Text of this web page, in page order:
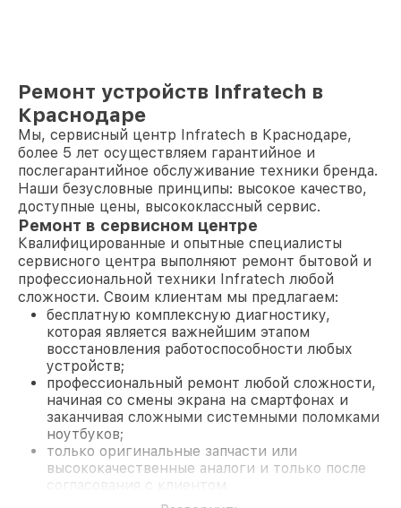
Ремонт устройств Infratech в
Краснодаре
Мы, сервисный центр Infratech в Краснодаре,
более 5 лет осуществляем гарантийное и
послегарантийное обслуживание техники бренда.
Наши безусловные принципы: высокое качество,
доступные цены, высококлассный сервис.
Ремонт в сервисном центре
Квалифицированные и опытные специалисты
сервисного центра выполняют ремонт бытовой и
профессиональной техники Infratech любой
сложности. Своим клиентам мы предлагаем:
бесплатную комплексную диагностику,
которая является важнейшим этапом
восстановления работоспособности любых
устройств;
профессиональный ремонт любой сложности,
начиная со смены экрана на смартфонах и
заканчивая сложными системными поломками
ноутбуков;
только оригинальные запчасти или
высококачественные аналоги и только после
согласования с клиентом.
На все работы и замененные комплектующие